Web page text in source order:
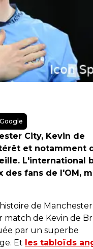
City, Kevin de
et notamment
L'international
des fans de l'OM,
de Manchester
match de Kevin de
par un superbe
Et les tabloïds